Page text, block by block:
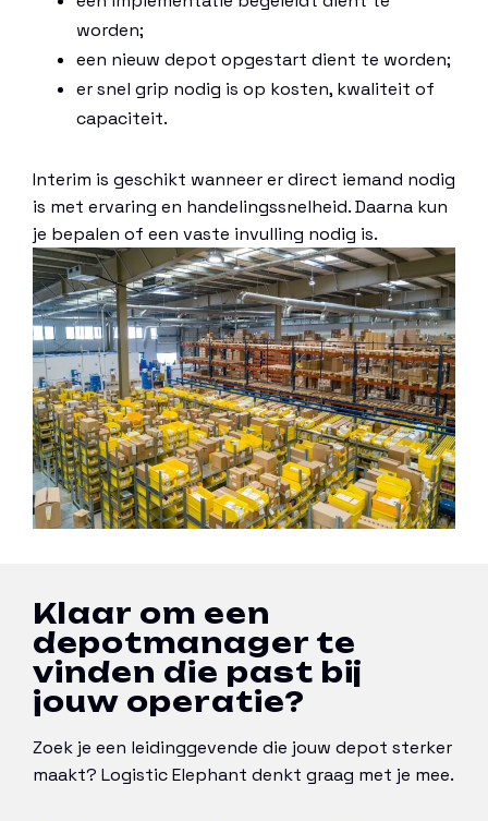
worden;
een nieuw depot opgestart dient te worden;
er snel grip nodig is op kosten, kwaliteit of
capaciteit.
Interim is geschikt wanneer er direct iemand nodig
is met ervaring en handelingssnelheid. Daarna kun
je bepalen of een vaste invulling nodig is.
Klaar om een
depotmanager te
vinden die past bij
jouw operatie?
Zoek je een leidinggevende die jouw depot sterker
maakt? Logistic Elephant denkt graag met je mee.